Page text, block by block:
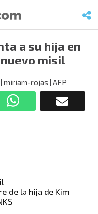
a su hija en
misil
| miriam-rojas | AFP
de la hija de Kim